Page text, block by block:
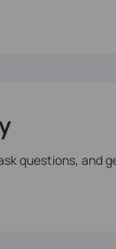
questions, and